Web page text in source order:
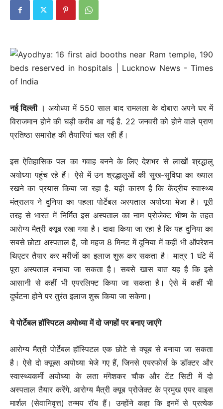
नई दिल्‍ली । अयोध्या में 550 साल बाद रामलला के दोबारा अपने घर में
विराजमान होने की घड़ी करीब आ गई है. 22 जनवरी को होने वाले प्राण
प्रतिष्ठा समारोह की तैयारियां चल रही हैं।
इस ऐतिहासिक पल का गवाह बनने के लिए देशभर से लाखों श्रद्धालु
अयोध्या पहुंच रहे हैं। ऐसे में उन श्रद्धालुओं की सुख-सुविधा का ख्याल
रखने का प्रयास किया जा रहा है. यही कारण है कि केंद्रीय स्वास्थ्य
मंत्रालय ने दुनिया का पहला पोर्टेबल अस्पताल अयोध्या भेजा है। पूरी
तरह से भारत में निर्मित इस अस्पताल का नाम प्रोजेक्ट भीष्म के तहत
आरोग्य मैत्री क्यूब रखा गया है। दावा किया जा रहा है कि यह दुनिया का
सबसे छोटा अस्पताल है, जो महज 8 मिनट में दुनिया में कहीं भी ऑपरेशन
थिएटर तैयार कर मरीजों का इलाज शुरू कर सकता है। मात्र 1 घंटे में
पूरा अस्पताल बनाया जा सकता है। सबसे खास बात यह है कि इसे
आसानी से कहीं भी एयरलिफ्ट किया जा सकता है। ऐसे में कहीं भी
दुर्घटना होने पर तुरंत इलाज शुरू किया जा सकेगा।
ये पोर्टेबल हॉस्पिटल अयोध्या में दो जगहों पर बनाए जाएंगे
आरोग्य मैत्री पोर्टेबल हॉस्पिटल एक छोटे से क्यूब से बनाया जा सकता
है। ऐसे दो क्यूब्स अयोध्या भेजे गए हैं, जिनसे एयरफोर्स के डॉक्टर और
स्वास्थ्यकर्मी अयोध्या के लता मंगेशकर चौक और टेंट सिटी में दो
अस्पताल तैयार करेंगे. आरोग्य मैत्री क्यूब प्रोजेक्ट के प्रमुख एयर वाइस
मार्शल (सेवानिवृत्त) तन्मय रॉय हैं। उन्होंने कहा कि इनमें से प्रत्येक